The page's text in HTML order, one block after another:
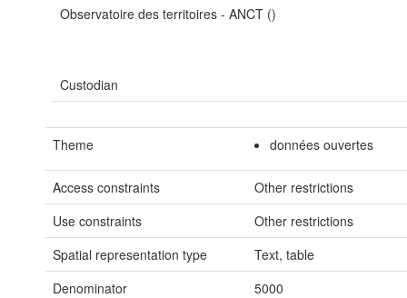
Observatoire des territoires - ANCT ()
Custodian
Theme données ouvertes
Access constraints
Other restrictions
Use constraints
Other restrictions
Spatial representation type
Text, table
Denominator
5000